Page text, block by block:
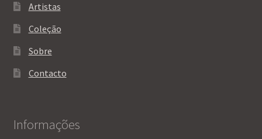
Artistas
Coleção
Sobre
Contacto
Informações